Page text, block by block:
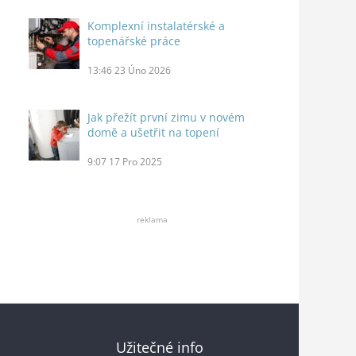
Komplexní instalatérské a
topenářské práce
13:46 23 Úno 2026
Jak přežít první zimu v novém
domě a ušetřit na topení
9:07 17 Pro 2025
reklama
Užitečné info